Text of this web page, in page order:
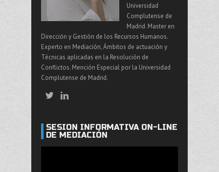
Universidad
Complutense de
Madrid. Master en
Dirección y Gestión de los Recursos Humanos.
Experto en Mediación, Ámbitos de actuación y
Técnicas aplicadas en la Resolución de
Conflictos. Mención Especial por la Universidad
Complutense de Madrid.
SESIÓN INFORMATIVA ON-LINE
DE MEDIACIÓN